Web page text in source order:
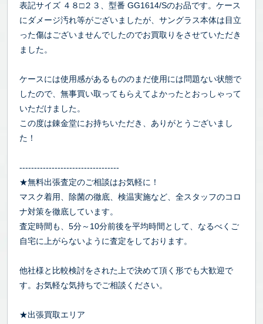
表記サイズ ４８□２３、型番 GG1614/Sのお品です。ケース
にダメージ汚れ等がございましたが、サングラス本体は目立
った傷はございませんでしたのでお買取りをさせていただき
ました。
ケースには使用感があるもののまだ使用には問題ない状態で
したので、無事買い取ってもらえてよかったとおっしゃって
いただけました。
この度は錬金堂にお持ちいただき、ありがとうございまし
た！
----------------------------------
★無料出張査定のご相談はお気軽に！
マスク着用、除菌の徹底、検温実施など、全スタッフのコロ
ナ対策を徹底しています。
査定時間も、5分～10分前後を平均時間として、なるべくご
自宅に上がらないように査定をしております。
他社様と比較検討をされた上で決めて頂く形でも大歓迎で
す。お気軽な気持ちでご相談ください。
★出張買取エリア